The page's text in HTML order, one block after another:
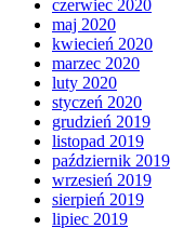
czerwiec 2020
maj 2020
kwiecień 2020
marzec 2020
luty 2020
styczeń 2020
grudzień 2019
listopad 2019
październik 2019
wrzesień 2019
sierpień 2019
lipiec 2019